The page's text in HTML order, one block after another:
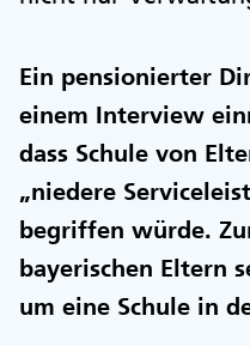
Ein pensionierter
einem Interview
dass Schule von
„niedere
begriffen würde.
bayerischen Eltern
um eine Schule in